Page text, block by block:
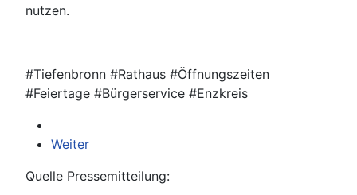
nutzen.
#Tiefenbronn #Rathaus #Öffnungszeiten
#Feiertage #Bürgerservice #Enzkreis
Weiter
Quelle Pressemitteilung: